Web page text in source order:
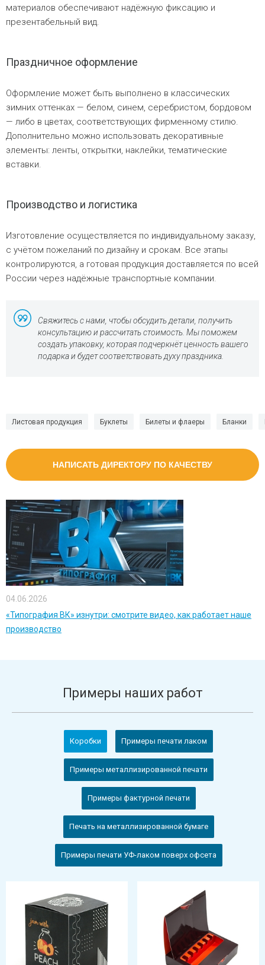
Листовая продукция Буклеты Билеты и флаеры Бланки
НАПИСАТЬ ДИРЕКТОРУ ПО КАЧЕСТВУ
04.06.2026
«Типография ВК» изнутри: смотрите видео, как работает наше
производство
материалов обеспечивают надёжную фиксацию и
презентабельный вид.
Праздничное оформление
Оформление может быть выполнено в классических
зимних оттенках — белом, синем, серебристом, бордовом
— либо в цветах, соответствующих фирменному стилю.
Дополнительно можно использовать декоративные
элементы: ленты, открытки, наклейки, тематические
вставки.
Производство и логистика
Изготовление осуществляется по индивидуальному заказу,
с учётом пожеланий по дизайну и срокам. Все этапы
контролируются, а готовая продукция доставляется по всей
России через надёжные транспортные компании.
Свяжитесь с нами, чтобы обсудить детали, получить
консультацию и рассчитать стоимость. Мы поможем
создать упаковку, которая подчеркнёт ценность вашего
подарка и будет соответствовать духу праздника.
Примеры наших работ
Коробки Примеры печати лаком
Примеры металлизированной печати
Примеры фактурной печати
Печать на металлизированной бумаге
Примеры печати УФ-лаком поверх офсета